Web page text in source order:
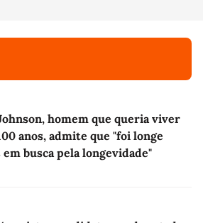
homem que queria viver
anos, admite que "foi longe
em busca pela longevidade"